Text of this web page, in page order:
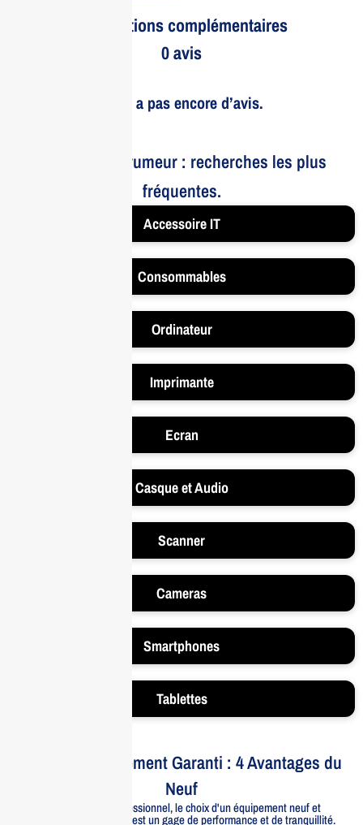
Informations complémentaires
0 avis
Il n’y a pas encore d’avis.
Le bruit et la rumeur : recherches les plus
fréquentes.
Accessoire IT
Consommables
Ordinateur
Imprimante
Ecran
Casque et Audio
Scanner
Cameras
Smartphones
Tablettes
Votre Investissement Garanti : 4 Avantages du
Neuf
Pour un usage professionnel, le choix d'un équipement neuf et
officiellement distribué est un gage de performance et de tranquillité.